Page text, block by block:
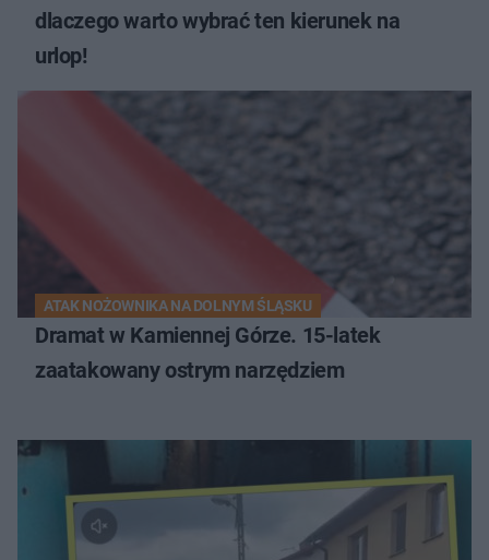
dlaczego warto wybrać ten kierunek na
urlop!
ATAK NOŻOWNIKA NA DOLNYM ŚLĄSKU
Dramat w Kamiennej Górze. 15-latek
zaatakowany ostrym narzędziem